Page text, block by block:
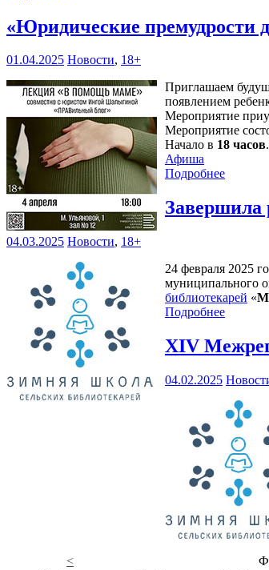
«Юридические премудрости
01.04.2025 Новости, 18+
Приглашаем
появлением
Мероприятие
Мероприятие
Начало в 18 часов.
Афиша
Подробнее
Завершила
04.03.2025 Новости, 18+
24 февраля 2025
муниципального
библиотекарей «
Подробнее
XIV
04.02.2025
<